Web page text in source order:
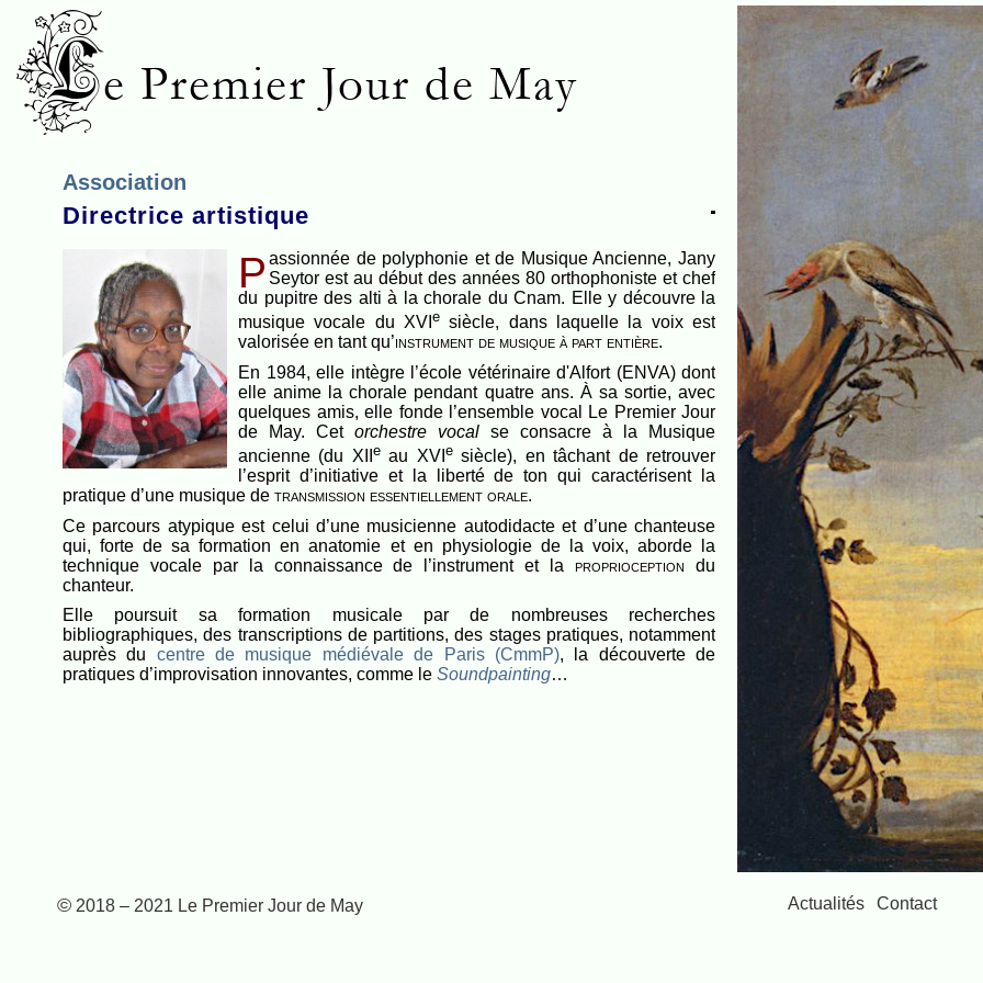
Le Premier Jour de May
Association
Directrice artistique
Passionnée de polyphonie et de Musique Ancienne, Jany Seytor est au début des années 80 orthophoniste et chef
du pupitre des alti à la chorale du Cnam. Elle y découvre la
musique vocale du XVI e siècle, dans laquelle la voix est
valorisée en tant qu’instrument de musique à part entière.
En 1984, elle intègre l’école vétérinaire d'Alfort (ENVA) dont
elle anime la chorale pendant quatre ans. À sa sortie, avec
quelques amis, elle fonde l’ensemble vocal Le Premier Jour
de May. Cet orchestre vocal se consacre à la Musique
ancienne (du XII eau XVI esiècle), en tâchant de retrouver
l’esprit d’initiative et la liberté de ton qui caractérisent la
pratique d’une musique de transmission essentiellement orale.
Ce parcours atypique est celui d’une musicienne autodidacte et d’une chanteuse
qui, forte de sa formation en anatomie et en physiologie de la voix, aborde la
technique vocale par la connaissance de l’instrument et laproprioception du
chanteur.
Elle poursuit sa formation musicale par de nombreuses recherches
bibliographiques, des transcriptions de partitions, des stages pratiques, notamment
auprès du centre de musique médiévale de Paris (CmmP), la découverte de
pratiques d’improvisation innovantes, comme le Soundpainting…
© 2018 – 2021 Le Premier Jour de May Actualités Contact